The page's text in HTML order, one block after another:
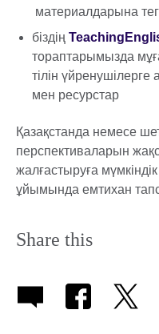
материалдарына
біздің
тораптарымызда
тілін
мен ресурстар
Қазақстанда немесе
перспективаларын
жалғастыруға
ұйымында емтихан
Share this